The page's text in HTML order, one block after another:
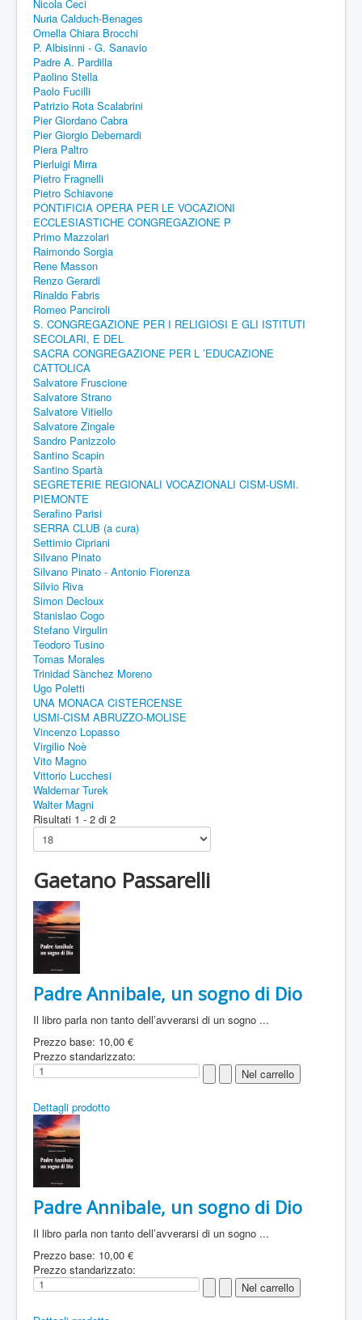
Nicola Ceci
Nuria Calduch-Benages
Ornella Chiara Brocchi
P. Albisinni - G. Sanavio
Padre A. Pardilla
Paolino Stella
Paolo Fucilli
Patrizio Rota Scalabrini
Pier Giordano Cabra
Pier Giorgio Debernardi
Piera Paltro
Pierluigi Mirra
Pietro Fragnelli
Pietro Schiavone
PONTIFICIA OPERA PER LE VOCAZIONI
ECCLESIASTICHE CONGREGAZIONE P
Primo Mazzolari
Raimondo Sorgia
Rene Masson
Renzo Gerardi
Rinaldo Fabris
Romeo Panciroli
S. CONGREGAZIONE PER I RELIGIOSI E GLI ISTITUTI
SECOLARI, E DEL
SACRA CONGREGAZIONE PER L ’EDUCAZIONE
CATTOLICA
Salvatore Fruscione
Salvatore Strano
Salvatore Vitiello
Salvatore Zingale
Sandro Panizzolo
Santino Scapin
Santino Spartà
SEGRETERIE REGIONALI VOCAZIONALI CISM-USMI.
PIEMONTE
Serafino Parisi
SERRA CLUB (a cura)
Settimio Cipriani
Silvano Pinato
Silvano Pinato - Antonio Fiorenza
Silvio Riva
Simon Decloux
Stanislao Cogo
Stefano Virgulin
Teodoro Tusino
Tomas Morales
Trinidad Sànchez Moreno
Ugo Poletti
UNA MONACA CISTERCENSE
USMI-CISM ABRUZZO-MOLISE
Vincenzo Lopasso
Virgilio Noè
Vito Magno
Vittorio Lucchesi
Waldemar Turek
Walter Magni
Risultati 1 - 2 di 2
Gaetano Passarelli
Padre Annibale, un sogno di Dio
Il libro parla non tanto dell’avverarsi di un sogno ...
Prezzo base: 10,00 €
Prezzo standarizzato:
Dettagli prodotto
Padre Annibale, un sogno di Dio
Il libro parla non tanto dell’avverarsi di un sogno ...
Prezzo base: 10,00 €
Prezzo standarizzato: